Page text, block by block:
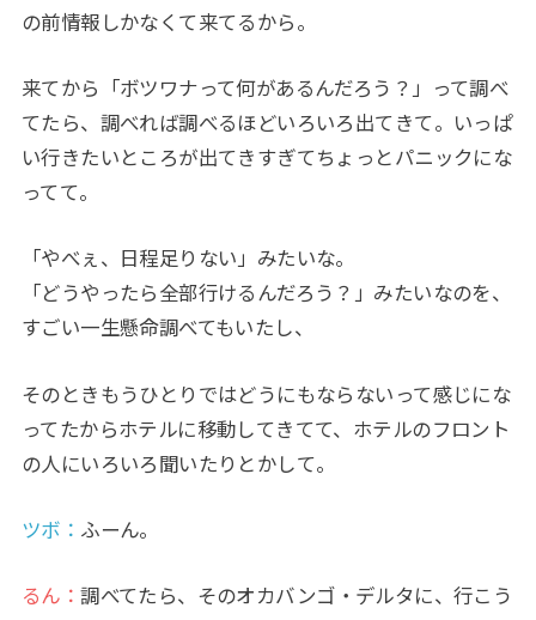
の前情報しかなくて来てるから。
来てから「ボツワナって何があるんだろう？」って調べ
てたら、調べれば調べるほどいろいろ出てきて。いっぱ
い行きたいところが出てきすぎてちょっとパニックにな
ってて。
「やべぇ、日程足りない」みたいな。
「どうやったら全部行けるんだろう？」みたいなのを、
すごい一生懸命調べてもいたし、
そのときもうひとりではどうにもならないって感じにな
ってたからホテルに移動してきてて、ホテルのフロント
の人にいろいろ聞いたりとかして。
ツボ： ふーん。
るん：調べてたら、そのオカバンゴ・デルタに、行こう